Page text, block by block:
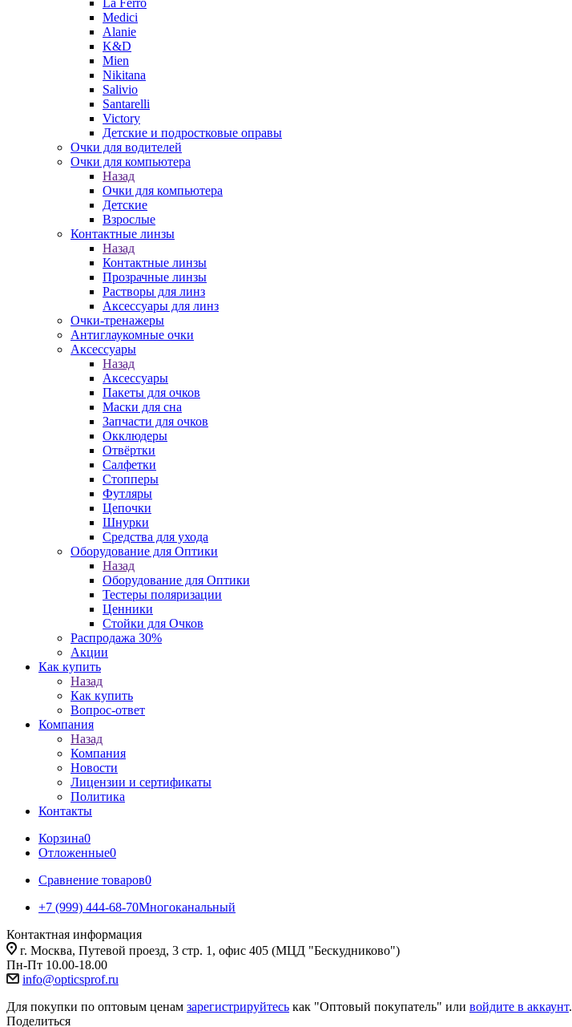
La Ferro
Medici
Alanie
K&D
Mien
Nikitana
Salivio
Santarelli
Victory
Детские и подростковые оправы
Очки для водителей
Очки для компьютера
Назад
Очки для компьютера
Детские
Взрослые
Контактные линзы
Назад
Контактные линзы
Прозрачные линзы
Растворы для линз
Аксессуары для линз
Очки-тренажеры
Антиглаукомные очки
Аксессуары
Назад
Аксессуары
Пакеты для очков
Маски для сна
Запчасти для очков
Окклюдеры
Отвёртки
Салфетки
Стопперы
Футляры
Цепочки
Шнурки
Средства для ухода
Оборудование для Оптики
Назад
Оборудование для Оптики
Тестеры поляризации
Ценники
Стойки для Очков
Распродажа 30%
Акции
Как купить
Назад
Как купить
Вопрос-ответ
Компания
Назад
Компания
Новости
Лицензии и сертификаты
Политика
Контакты
Корзина0
Отложенные0
Сравнение товаров0
+7 (999) 444-68-70Многоканальный
Контактная информация
г. Москва, Путевой проезд, 3 стр. 1, офис 405 (МЦД "Бескудниково")
Пн-Пт 10.00-18.00
info@opticsprof.ru
Для покупки по оптовым ценам зарегистрируйтесь как "Оптовый покупатель" или войдите в аккаунт.
Поделиться